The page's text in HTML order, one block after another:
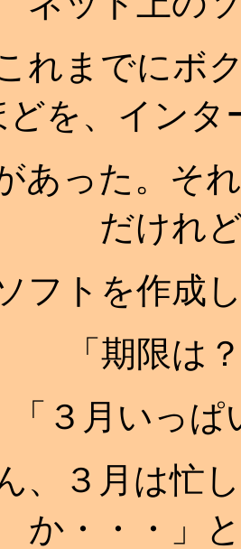
れまでにボ
どを、インタ
あった。そ
だけれ
ソフトを作
「期限は
「３月いっ
、３月は忙
か・・・」